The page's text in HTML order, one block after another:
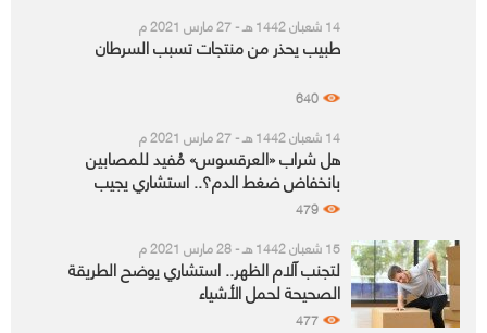
14 شعبان 1442 هـ - 27 مارس 2021 م
طبيب يحذر من منتجات تسبب السرطان
640
14 شعبان 1442 هـ - 27 مارس 2021 م
هل شراب «العرقسوس» مُفيد للمصابين
بانخفاض ضغط الدم؟.. استشاري يجيب
479
15 شعبان 1442 هـ - 28 مارس 2021 م
لتجنب آلام الظهر.. استشاري يوضح الطريقة
الصحيحة لحمل الأشياء
477